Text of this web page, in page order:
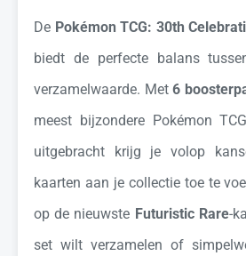
De Pokémon TCG: 30th
biedt de perfecte balans
verzamelwaarde. Met6
meest bijzondere Pokémon
uitgebracht krijg je volop
kaarten aan je collectie toe te
op de nieuwste Futuristic Rare-
set wilt verzamelen of